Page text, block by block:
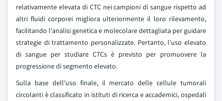
relativamente elevata di CTC nei campioni di sangue rispetto ad
altri fluidi corporei migliora ulteriormente il loro rilevamento,
facilitando l'analisi genetica e molecolare dettagliata per guidare
strategie di trattamento personalizzate. Pertanto, l'uso elevato
di sangue per studiare CTCs è previsto per promuovere la
progressione di segmento elevato.
Sulla base dell'uso finale, il mercato delle cellule tumorali
circolanti è classificato in istituti di ricerca e accademici, ospedali